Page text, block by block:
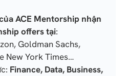
ACE Mentorship nhận
offers tại:
Goldman Sachs,
New York Times…
Finance, Data, Business,